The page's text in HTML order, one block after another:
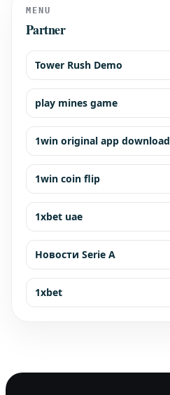
MENU
Partner
Tower Rush Demo
play mines game
1win original app download
1win coin flip
1xbet uae
Новости Serie A
1xbet